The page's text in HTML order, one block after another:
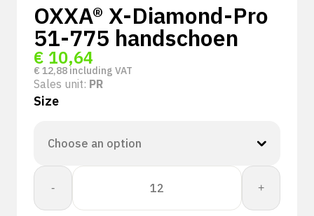
OXXA® X-Diamond-Pro
51-775 handschoen
€ 10,64
€ 12,88 including VAT
Sales unit: PR
Size
-
OXXA®
Diamond-
+